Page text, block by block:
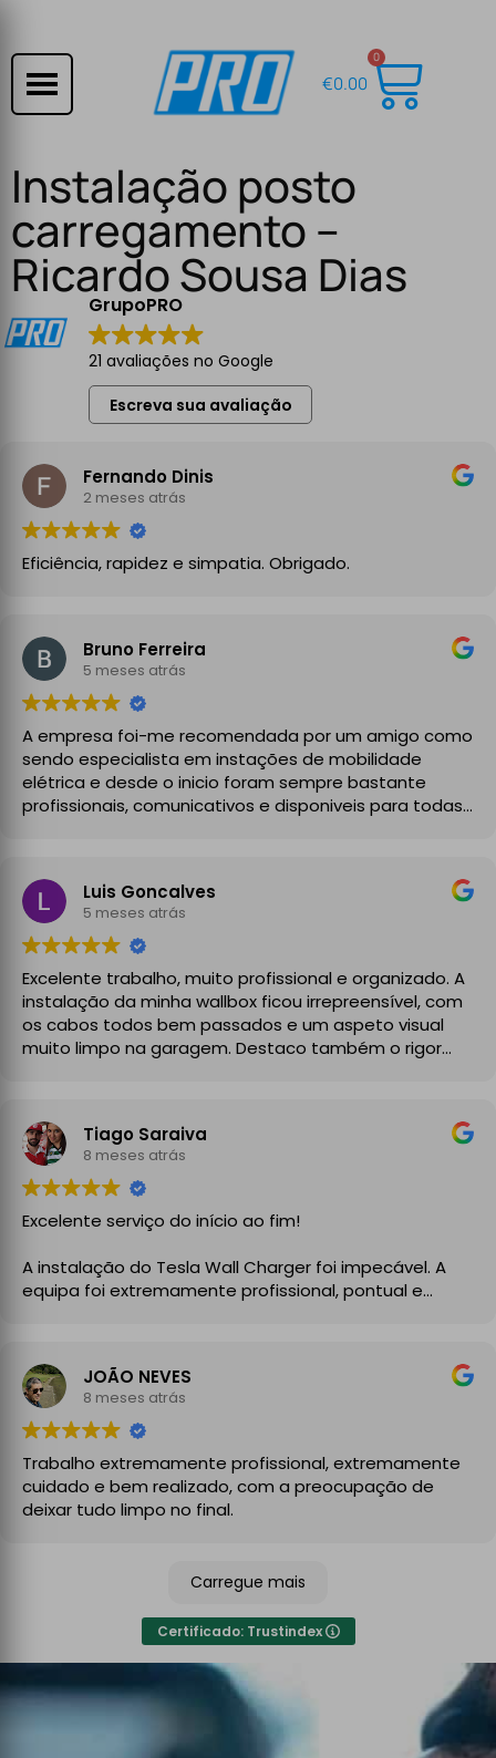
€0.00
0
Instalação posto
carregamento –
Ricardo Sousa Dias
GrupoPRO
21 avaliações no Google
Escreva sua avaliação
Fernando Dinis
2 meses atrás
Eficiência, rapidez e simpatia. Obrigado.
Bruno Ferreira
5 meses atrás
A empresa foi-me recomendada por um amigo como
sendo especialista em instações de mobilidade
elétrica e desde o inicio foram sempre bastante
profissionais, comunicativos e disponiveis para todas
A instalação de tomada reforçada em garagem
partilhada correu na perfeição e nos prazos
combinados, sendo que fizeram toda a limpeza e
explicações necessárias. Recomendado
Luis Goncalves
5 meses atrás
Excelente trabalho, muito profissional e organizado. A
instalação da minha wallbox ficou irrepreensível, com
os cabos todos bem passados e um aspeto visual
muito limpo na garagem. Destaco também o rigor
garantindo toda a segurança e legalidade.
Recomendo vivamente!
Tiago Saraiva
8 meses atrás
Excelente serviço do início ao fim!
A instalação do Tesla Wall Charger foi impecável. A
equipa foi extremamente profissional, pontual e
clareza, aconselharam a melhor solução para a minha
instalação elétrica e executaram o trabalho com
enorme cuidado.
A instalação ficou perfeita, organizada e totalmente
funcional, com atenção aos detalhes e à segurança.
No final, deixaram tudo limpo e testado, pronto a usar.
um serviço de eletricidade de confiança,
especialmente para carregadores de veículos
elétricos. Serviço rápido, eficiente e de alta qualidade.
JOÃO NEVES
8 meses atrás
Trabalho extremamente profissional, extremamente
cuidado e bem realizado, com a preocupação de
deixar tudo limpo no final.
Carregue mais
Certificado: Trustindex